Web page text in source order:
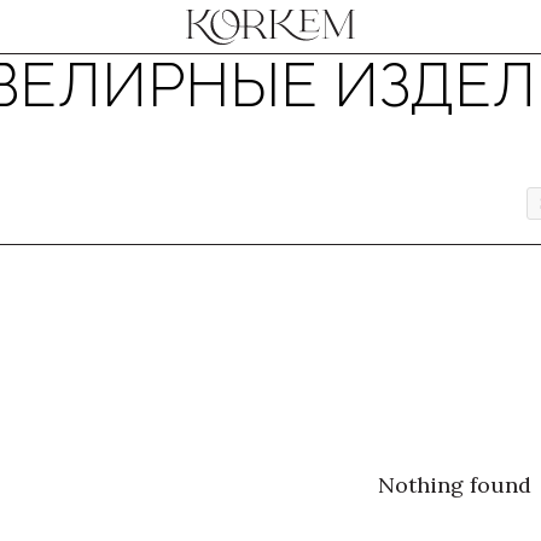
Nothing found